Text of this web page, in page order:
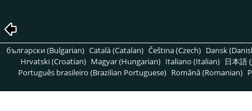
български (Bulgarian) Català (Catalan) Čeština (Czech) Dansk
Hrvatski (Croatian) Magyar (Hungarian) Italiano (Italian) 日本語
Português brasileiro (Brazilian Portuguese) Română (Romanian)